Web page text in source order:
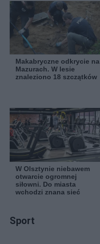
Makabryczne odkrycie na
Mazurach. W lesie
znaleziono 18 szczątków
W Olsztynie niebawem
otwarcie ogromnej
siłowni. Do miasta
wchodzi znana sieć
Sport